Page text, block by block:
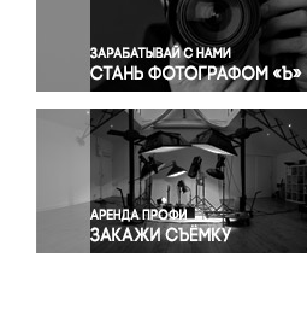
Правосудие
Происшествия и конфликты
Религия
Светская жизнь
Спорт
Экология
Экономика и бизнес